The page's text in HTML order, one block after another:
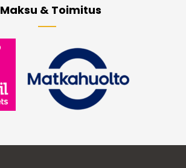
Maksu & Toimitus